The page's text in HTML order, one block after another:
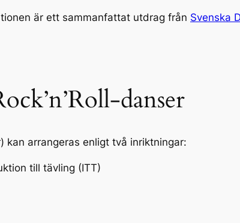
är ett sammanfattat utdrag från Svenska
danser
kan arrangeras enligt två inriktningar:
till tävling (ITT)